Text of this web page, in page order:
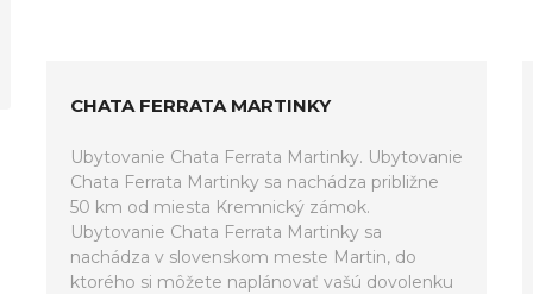
CHATA FERRATA MARTINKY
Ubytovanie Chata Ferrata Martinky. Ubytovanie
Chata Ferrata Martinky sa nachádza približne
50 km od miesta Kremnický zámok.
Ubytovanie Chata Ferrata Martinky sa
nachádza v slovenskom meste Martin, do
ktorého si môžete naplánovať vašú dovolenku